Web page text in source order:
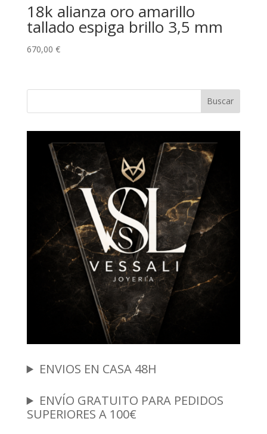
18k alianza oro amarillo
tallado espiga brillo 3,5 mm
670,00 €
Buscar
ENVIOS EN CASA 48H
ENVÍO GRATUITO PARA PEDIDOS
SUPERIORES A 100€